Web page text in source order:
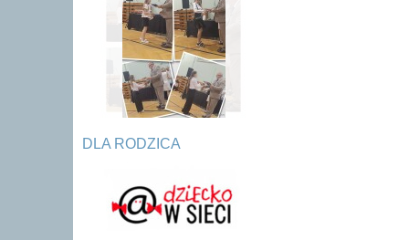
DLA RODZICA